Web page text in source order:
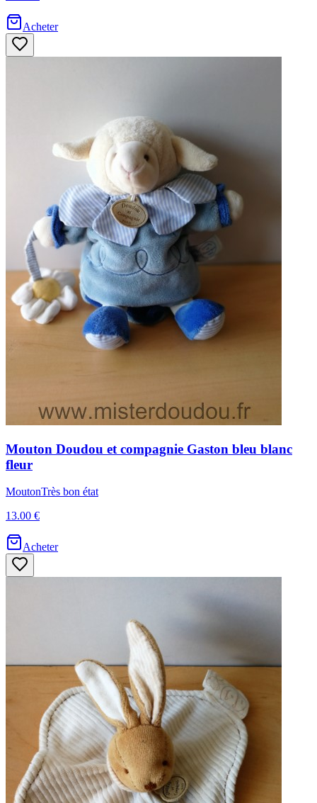
Acheter
Mouton Doudou et compagnie Gaston bleu blanc
fleur
MoutonTrès bon état
13.00 €
Acheter